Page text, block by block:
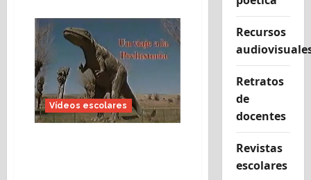
una
excursión
a
los
Pinares
del
Rodeno
(2004).
Vídeos escolares
Recursos
Retratos
de
docentes
Revistas
escolares